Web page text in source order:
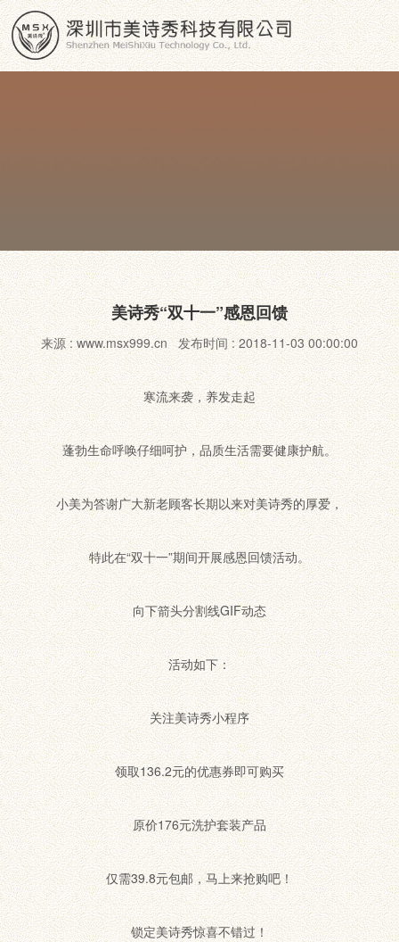
美诗秀“双十一”感恩回馈
来源 : www.msx999.cn 发布时间 : 2018-11-03 00:00:00
寒流来袭，养发走起
蓬勃生命呼唤仔细呵护，品质生活需要健康护航。
小美为答谢广大新老顾客长期以来对美诗秀的厚爱，
特此在“双十一”期间开展感恩回馈活动。
向下箭头分割线GIF动态
活动如下：
关注美诗秀小程序
领取136.2元的优惠券即可购买
原价176元洗护套装产品
仅需39.8元包邮，马上来抢购吧！
锁定美诗秀惊喜不错过！